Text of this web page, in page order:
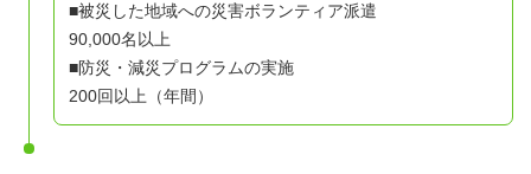
■被災した地域への災害ボランティア派遣
90,000名以上
■防災・減災プログラムの実施
200回以上（年間）